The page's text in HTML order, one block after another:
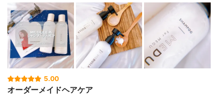
5.00
オーダーメイドヘアケア